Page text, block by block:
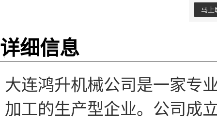
马上
详细信息
大连鸿升机械公司是一家专
加工的生产型企业。公司成